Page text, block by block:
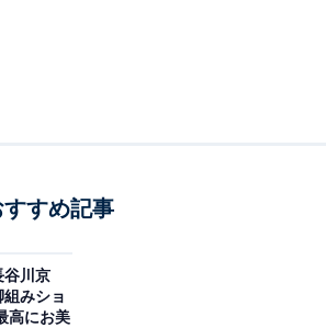
すめ記事
谷川京
みショ
高にお美